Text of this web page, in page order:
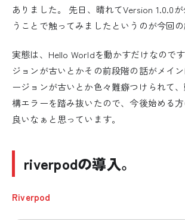
ありました。 先日、晴れてVersion 1.0.0
うことで触ってみましたというのが今回の
実態は、Hello Worldを動かすだけなので
ジョンが古いとかその前段階の話がメイ
ージョンが古いとか色々難癖つけられて
構エラーを踏み抜いたので、今後始める
良いなぁと思っています。
riverpodの導入。
Riverpod